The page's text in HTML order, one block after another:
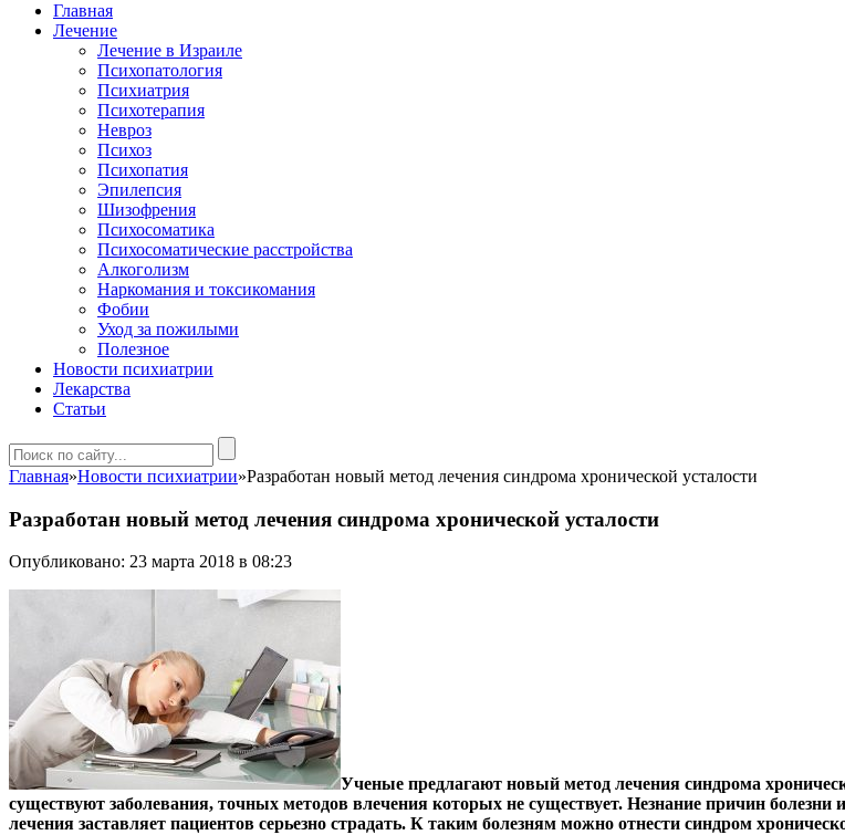
Главная
Лечение
Лечение в Израиле
Психопатология
Психиатрия
Психотерапия
Невроз
Психоз
Психопатия
Эпилепсия
Шизофрения
Психосоматика
Психосоматические расстройства
Алкоголизм
Наркомания и токсикомания
Фобии
Уход за пожилыми
Полезное
Новости психиатрии
Лекарства
Статьи
Главная»Новости психиатрии»Разработан новый метод лечения синдрома хронической усталости
Разработан новый метод лечения синдрома хронической усталости
Опубликовано: 23 марта 2018 в 08:23
Ученые предлагают новый метод лечения синдрома
существуют заболевания, точных методов влечения которых не существует. Незнание причин
лечения заставляет пациентов серьезно страдать. К таким болезням можно отнести синдром